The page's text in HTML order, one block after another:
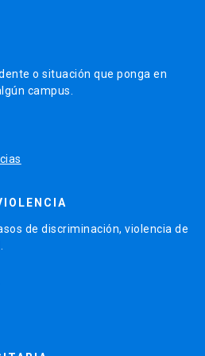
o situación que ponga en
campus.
de discriminación, violencia de